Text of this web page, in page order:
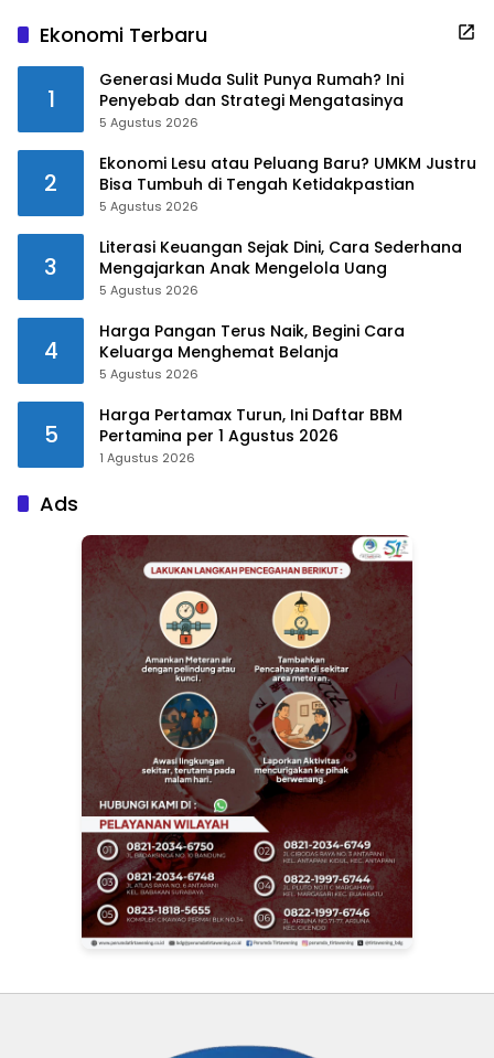
Ekonomi Terbaru
1
Generasi Muda Sulit Punya Rumah? Ini
Penyebab dan Strategi Mengatasinya
5 Agustus 2026
2
Ekonomi Lesu atau Peluang Baru? UMKM Justru
Bisa Tumbuh di Tengah Ketidakpastian
5 Agustus 2026
3
Literasi Keuangan Sejak Dini, Cara Sederhana
Mengajarkan Anak Mengelola Uang
5 Agustus 2026
4
Harga Pangan Terus Naik, Begini Cara
Keluarga Menghemat Belanja
5 Agustus 2026
5
Harga Pertamax Turun, Ini Daftar BBM
Pertamina per 1 Agustus 2026
1 Agustus 2026
Ads